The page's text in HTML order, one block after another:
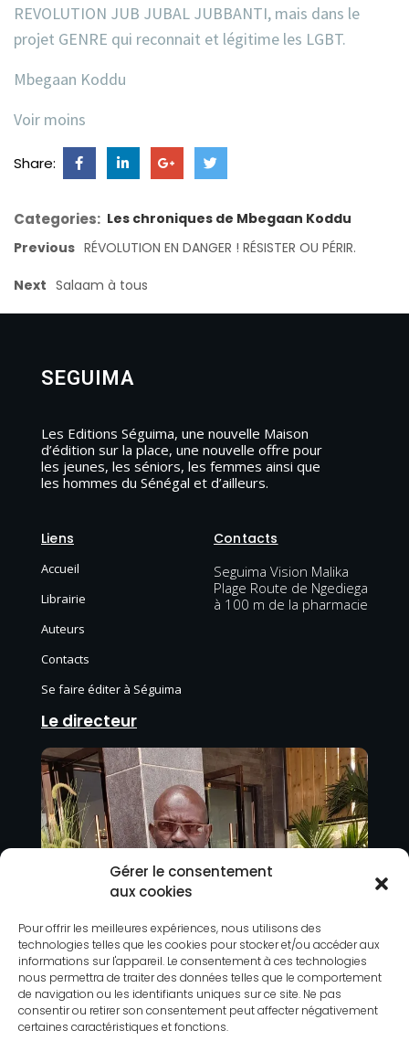
Gérer le consentement
aux cookies
Pour offrir les meilleures expériences, nous utilisons des
technologies telles que les cookies pour stocker et/ou accéder aux
informations sur l'appareil. Le consentement à ces technologies
nous permettra de traiter des données telles que le comportement
de navigation ou les identifiants uniques sur ce site. Ne pas
consentir ou retirer son consentement peut affecter négativement
certaines caractéristiques et fonctions.
REVOLUTION JUB JUBAL JUBBANTI, mais dans le
projet GENRE qui reconnait et légitime les LGBT.
Mbegaan Koddu
Voir moins
Share:
Categories: Les chroniques de Mbegaan Koddu
Previous RÉVOLUTION EN DANGER ! RÉSISTER OU PÉRIR.
Next Salaam à tous
SEGUIMA
Les Editions Séguima, une nouvelle Maison
d’édition sur la place, une nouvelle offre pour
les jeunes, les séniors, les femmes ainsi que
les hommes du Sénégal et d’ailleurs.
Liens
Accueil
Librairie
Auteurs
Contacts
Se faire éditer à Séguima
Contacts
Seguima Vision Malika
Plage Route de Ngediega
à 100 m de la pharmacie
Le directeur